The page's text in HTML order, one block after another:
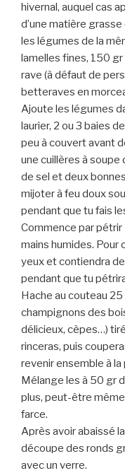
hivernal, auquel cas
d’une matière
les légumes de la
lamelles fines, 150
rave (à défaut de
betteraves en
Ajoute les légumes
laurier, 2 ou 3 baies
peu à couvert avant
une cuillères à soupe
de sel et deux
mijoter à feu doux
pendant que tu fais
Commence par
mains humides. Pour
yeux et contiendra
pendant que tu
Hache au couteau
champignons des
délicieux, cèpes…)
rinceras, puis
revenir ensemble à la
Mélange les à 50 gr
plus, peut-être
farce.
Après avoir abaissé
découpe des ronds
avec un verre.